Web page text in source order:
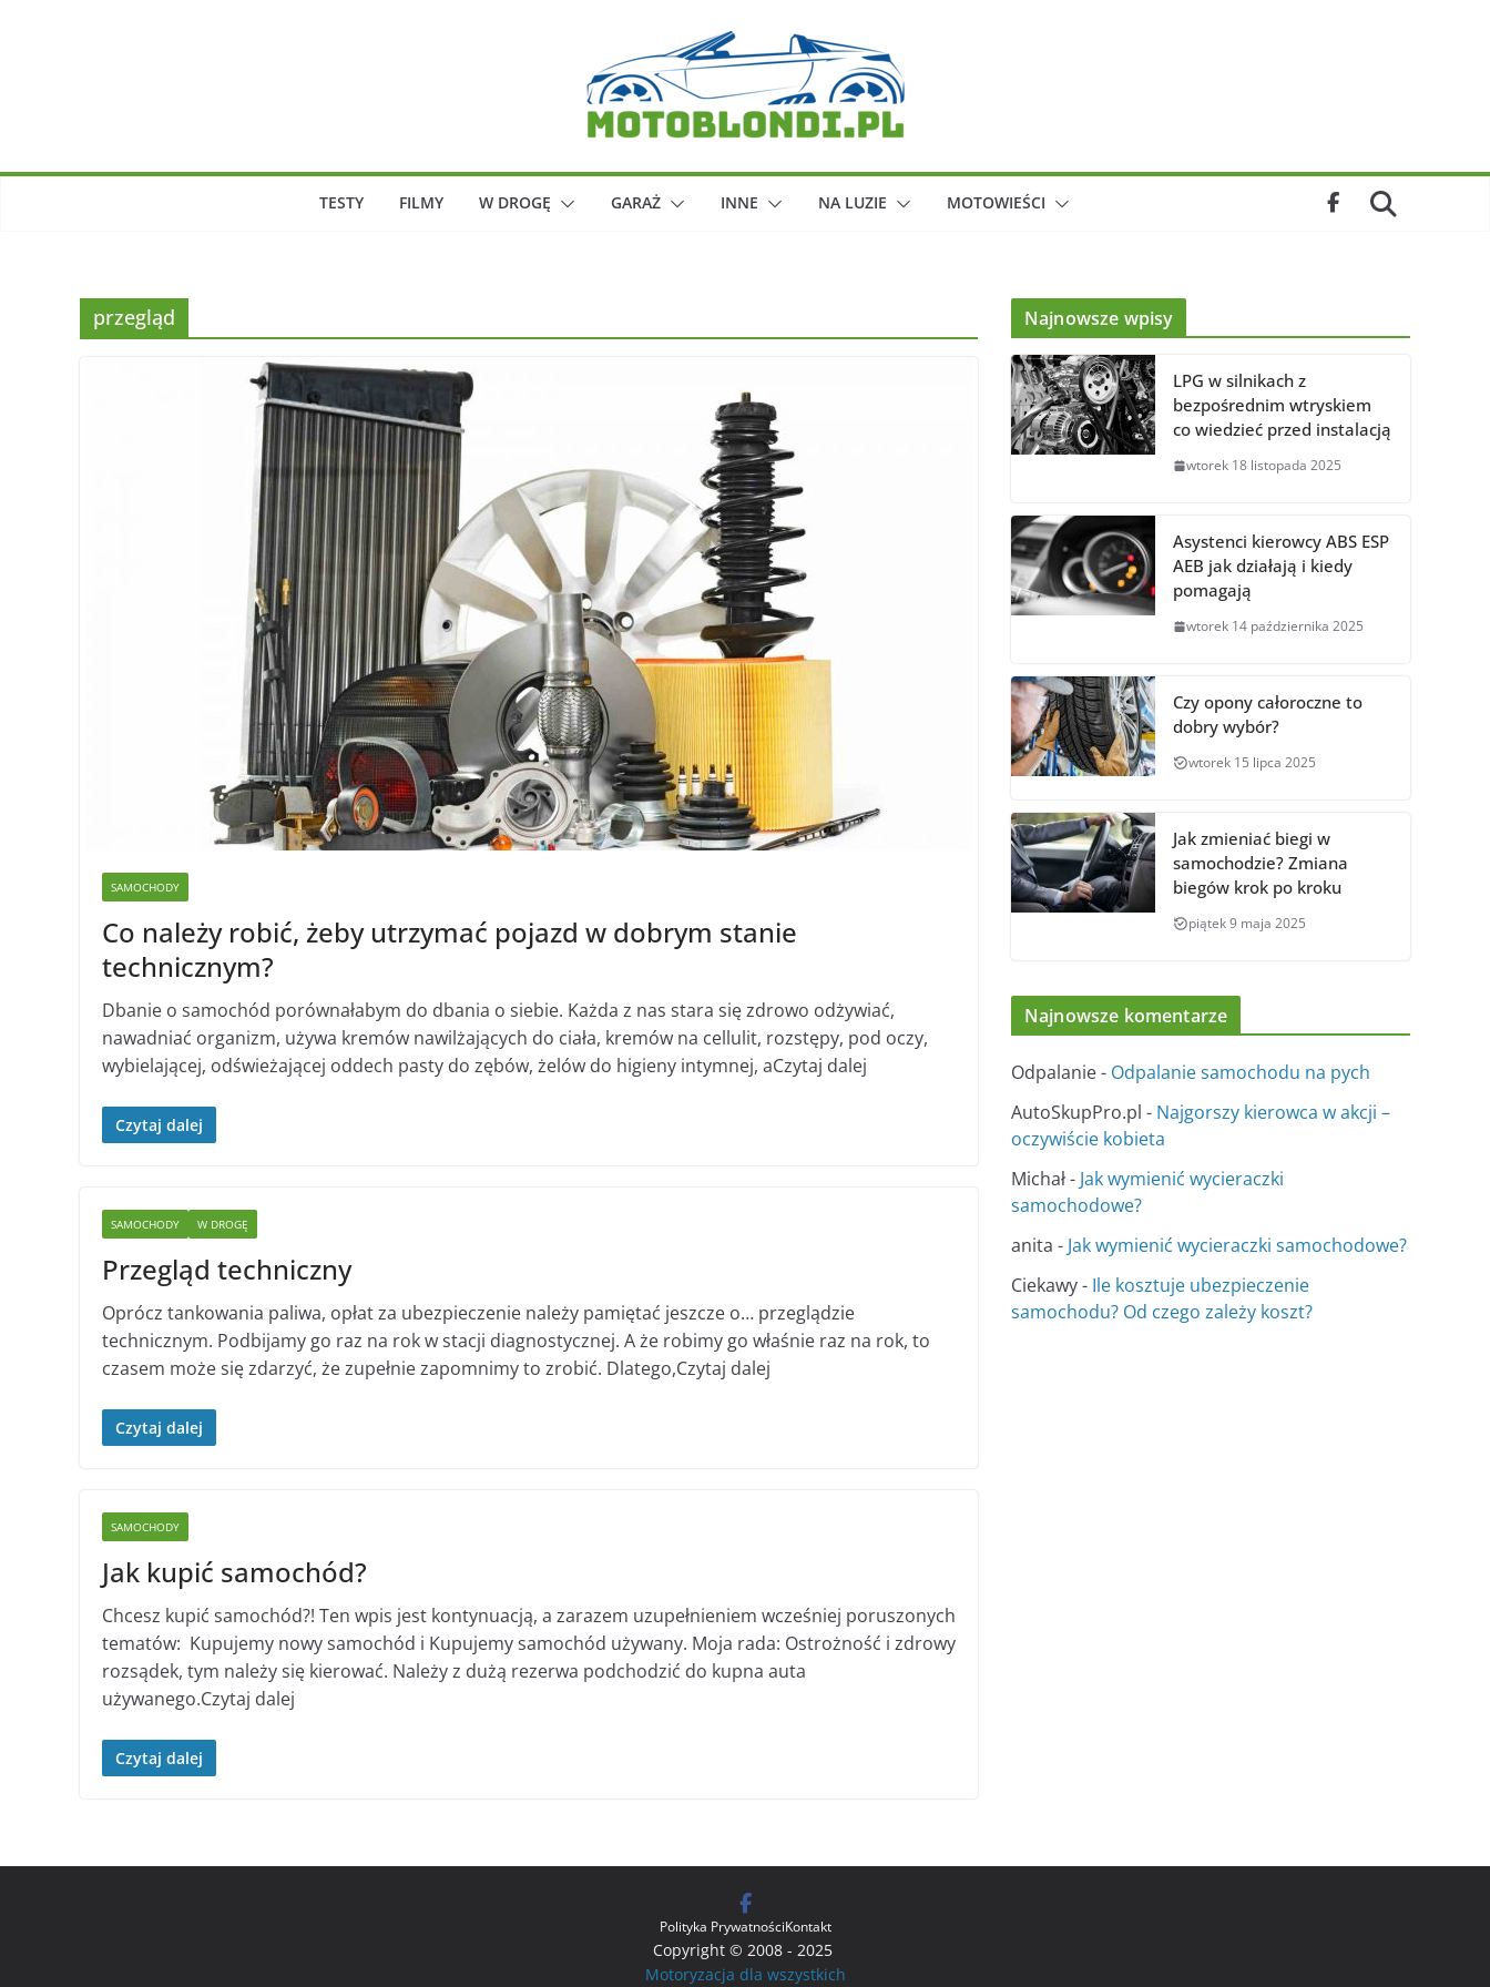
TESTY FILMY W DROGĘ GARAŻ INNE NA LUZIE MOTOWIEŚCI
przegląd
SAMOCHODY
Co należy robić, żeby utrzymać pojazd w dobrym stanie
technicznym?
Dbanie o samochód porównałabym do dbania o siebie. Każda z nas stara się zdrowo odżywiać,
nawadniać organizm, używa kremów nawilżających do ciała, kremów na cellulit, rozstępy, pod oczy,
wybielającej, odświeżającej oddech pasty do zębów, żelów do higieny intymnej, aCzytaj dalej
Czytaj dalej
SAMOCHODY W DROGĘ
Przegląd techniczny
Oprócz tankowania paliwa, opłat za ubezpieczenie należy pamiętać jeszcze o… przeglądzie
technicznym. Podbijamy go raz na rok w stacji diagnostycznej. A że robimy go właśnie raz na rok, to
czasem może się zdarzyć, że zupełnie zapomnimy to zrobić. Dlatego,Czytaj dalej
Czytaj dalej
SAMOCHODY
Jak kupić samochód?
Chcesz kupić samochód?! Ten wpis jest kontynuacją, a zarazem uzupełnieniem wcześniej poruszonych
tematów: Kupujemy nowy samochód i Kupujemy samochód używany. Moja rada: Ostrożność i zdrowy
rozsądek, tym należy się kierować. Należy z dużą rezerwa podchodzić do kupna auta
używanego.Czytaj dalej
Czytaj dalej
Najnowsze wpisy
LPG w silnikach z
bezpośrednim wtryskiem
co wiedzieć przed instalacją
wtorek 18 listopada 2025
Asystenci kierowcy ABS ESP
AEB jak działają i kiedy
pomagają
wtorek 14 października 2025
Czy opony całoroczne to
dobry wybór?
wtorek 15 lipca 2025
Jak zmieniać biegi w
samochodzie? Zmiana
biegów krok po kroku
piątek 9 maja 2025
Najnowsze komentarze
Odpalanie- Odpalanie samochodu na pych
AutoSkupPro.pl - Najgorszy kierowca w akcji –
oczywiście kobieta
Michał- Jak wymienić wycieraczki
samochodowe?
anita - Jak wymienić wycieraczki samochodowe?
Ciekawy- Ile kosztuje ubezpieczenie
samochodu? Od czego zależy koszt?
Polityka PrywatnościKontakt
Copyright © 2008 - 2025
Motoryzacja dla wszystkich